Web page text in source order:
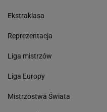
Ekstraklasa
Reprezentacja
Liga mistrzów
Liga Europy
Mistrzostwa Świata